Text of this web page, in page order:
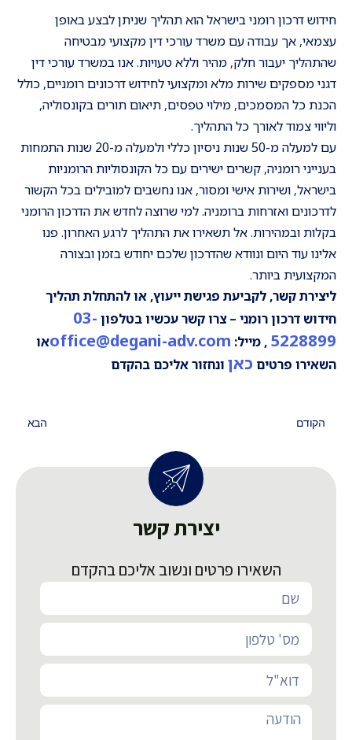
חידוש דרכון רומני בישראל הוא תהליך שניתן לבצע באופן
עצמאי, אך עבודה עם משרד עורכי דין מקצועי מבטיחה
שהתהליך יעבור חלק, מהיר וללא טעויות. אנו במשרד עורכי דין
דגני מספקים שירות מלא ומקצועי לחידוש דרכונים רומניים, כולל
הכנת כל המסמכים, מילוי טפסים, תיאום תורים בקונסוליה,
וליווי צמוד לאורך כל התהליך.
עם למעלה מ-50 שנות ניסיון כללי ולמעלה מ-20 שנות התמחות
בענייני רומניה, קשרים ישירים עם כל הקונסוליות הרומניות
בישראל, ושירות אישי ומסור, אנו נחשבים למובילים בכל הקשור
לדרכונים ואזרחות ברומניה. למי שרוצה לחדש את הדרכון הרומני
בקלות ובמהירות. אל תשאירו את התהליך לרגע האחרון. פנו
אלינו עוד היום ונוודא שהדרכון שלכם יחודש בזמן ובצורה
המקצועית ביותר.
ליצירת קשר, לקביעת פגישת ייעוץ, או להתחלת תהליך
חידוש דרכון רומני – צרו קשר עכשיו בטלפון 03-
5228899 , מייל: office@degani-adv.comאו
השאירו פרטים כאן ונחזור אליכם בהקדם
הקודם הבא
יצירת קשר
השאירו פרטים ונשוב אליכם בהקדם